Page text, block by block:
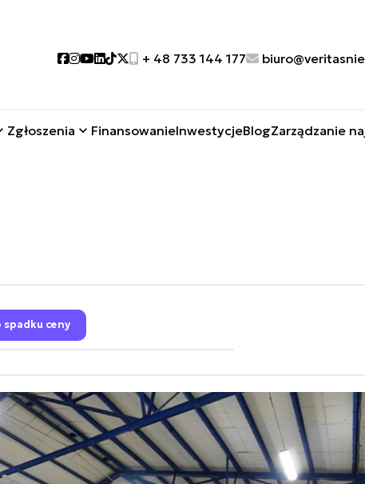
Social link
Social link
Social link
Social link
Social link
Social link
+ 48 733 144 177
Zgłoszenia FinansowanieInwestycjeBlogZarządzanie
spadku ceny